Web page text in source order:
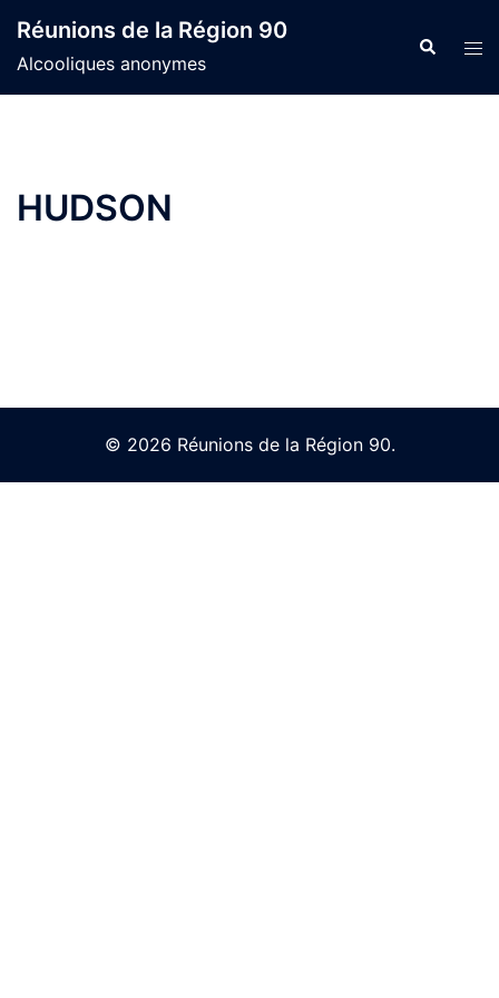
content
Réunions de la Région 90
Alcooliques anonymes
Search
HUDSON
© 2026 Réunions de la Région 90.